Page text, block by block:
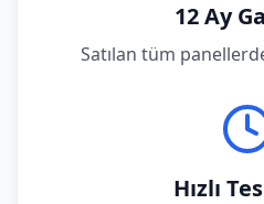
12 Ay
Satılan tüm
Hızlı